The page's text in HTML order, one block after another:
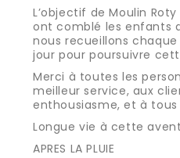
L’objectif de Moulin
ont comblé les enfants
nous recueillons
jour pour poursuivre
Merci à toutes les
meilleur service, aux
enthousiasme, et à
Longue vie à cette
APRES LA PLUIE